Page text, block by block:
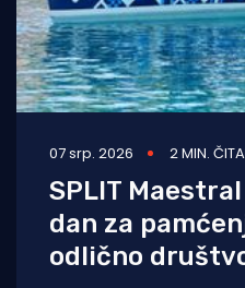
07 srp. 2026 2 MIN.
SPLIT
dan za
odlično